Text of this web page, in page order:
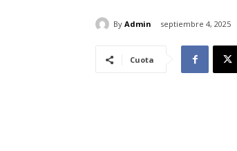
By Admin septiembre 4, 2025
Cuota